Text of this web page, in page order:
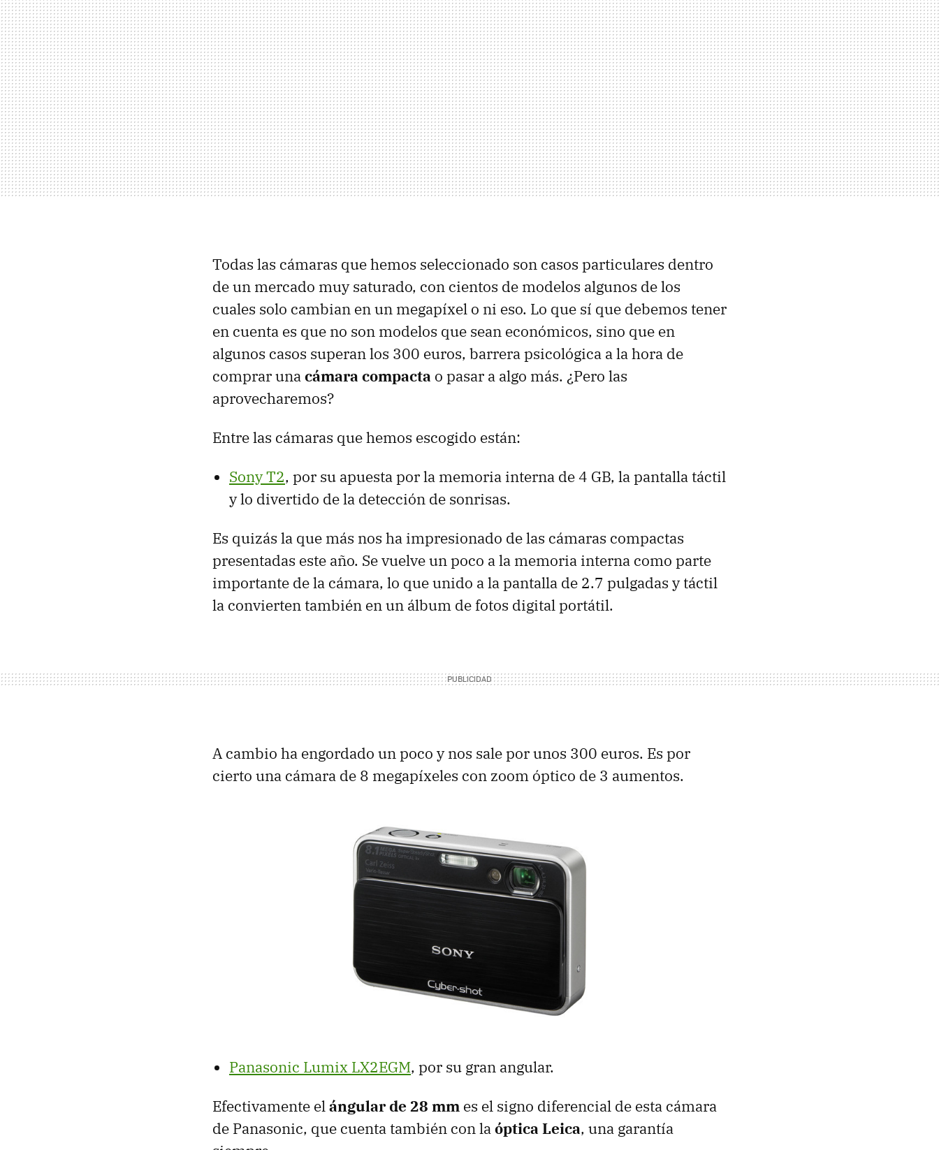
Todas las cámaras que hemos seleccionado son casos particulares dentro
de un mercado muy saturado, con cientos de modelos algunos de los
cuales solo cambian en un megapíxel o ni eso. Lo que sí que debemos tener
en cuenta es que no son modelos que sean económicos, sino que en
algunos casos superan los 300 euros, barrera psicológica a la hora de
comprar unacámara compacta o pasar a algo más. ¿Pero las
aprovecharemos?
Entre las cámaras que hemos escogido están:
Sony T2, por su apuesta por la memoria interna de 4 GB, la pantalla táctil
y lo divertido de la detección de sonrisas.
Es quizás la que más nos ha impresionado de las cámaras compactas
presentadas este año. Se vuelve un poco a la memoria interna como parte
importante de la cámara, lo que unido a la pantalla de 2.7 pulgadas y táctil
la convierten también en un álbum de fotos digital portátil.
A cambio ha engordado un poco y nos sale por unos 300 euros. Es por
cierto una cámara de 8 megapíxeles con zoom óptico de 3 aumentos.
Panasonic Lumix LX2EGM, por su gran angular.
Efectivamente elángular de 28 mm es el signo diferencial de esta cámara
de Panasonic, que cuenta también con laóptica Leica, una garantía